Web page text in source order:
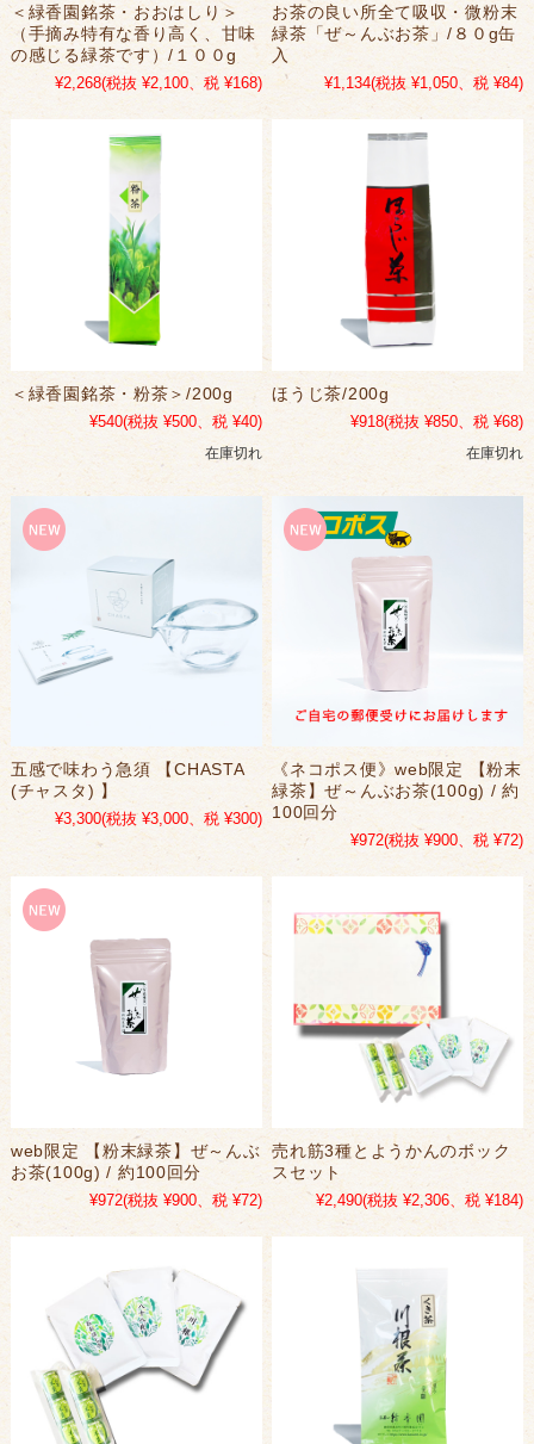
＜緑香園銘茶・おおはしり＞
（手摘み特有な香り高く、甘味
の感じる緑茶です）/１００g
¥2,268(税抜 ¥2,100、税 ¥168)
お茶の良い所全て吸収・微粉末
緑茶「ぜ～んぶお茶」/８０g缶
入
¥1,134(税抜 ¥1,050、税 ¥84)
＜緑香園銘茶・粉茶＞/200g
¥540(税抜 ¥500、税 ¥40)
在庫切れ
ほうじ茶/200g
¥918(税抜 ¥850、税 ¥68)
在庫切れ
五感で味わう急須 【CHASTA
(チャスタ) 】
¥3,300(税抜 ¥3,000、税 ¥300)
《ネコポス便》web限定 【粉末
緑茶】ぜ～んぶお茶(100g) / 約
100回分
¥972(税抜 ¥900、税 ¥72)
web限定 【粉末緑茶】ぜ～んぶ
お茶(100g) / 約100回分
¥972(税抜 ¥900、税 ¥72)
売れ筋3種とようかんのボック
スセット
¥2,490(税抜 ¥2,306、税 ¥184)